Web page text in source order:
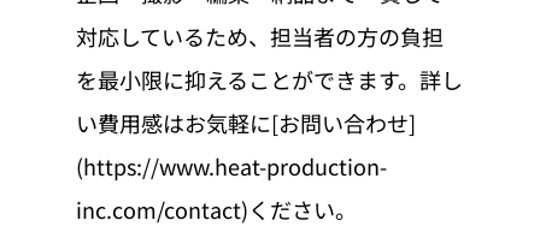
対応しているため、担当者の方の負担
を最小限に抑えることができます。詳し
い費用感はお気軽に[お問い合わせ]
(https://www.heat-production-
inc.com/contact)ください。